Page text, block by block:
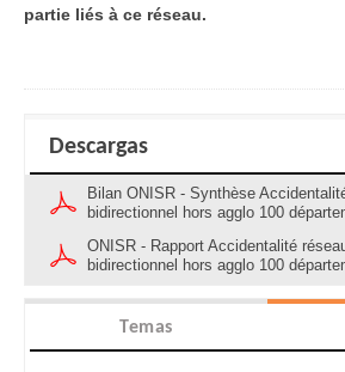
partie liés à ce réseau.
Descargas
Bilan ONISR - Synthèse
bidirectionnel hors agglo 100
ONISR - Rapport Accidentalité
bidirectionnel hors agglo 100
Temas